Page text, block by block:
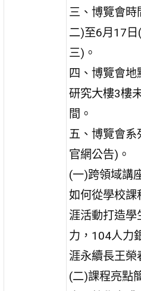
三、博覽會
二)至6月17日
三)。
四、博覽會
研究大樓3樓
間。
五、博覽會系
官網公告)。
(一)跨領域講
如何從學校課
涯活動打造
力，104人力
涯永續長王榮
(二)課程亮點